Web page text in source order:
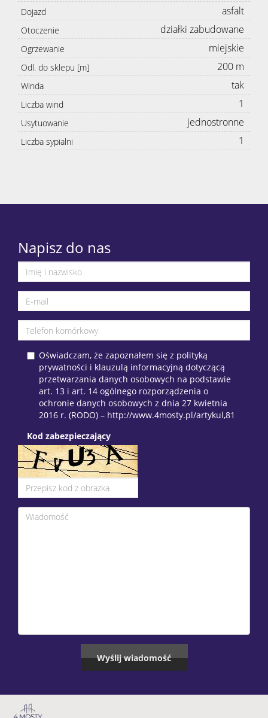
Dojazd asfalt
Otoczenie działki zabudowane
Ogrzewanie miejskie
Odl. do sklepu [m] 200 m
Winda tak
Liczba wind 1
Usytuowanie jednostronne
Liczba sypialni 1
Napisz do nas
Oświadczam, że zapoznałem się z polityką
prywatności i klauzulą informacyjną dotyczącą
przetwarzania danych osobowych na podstawie
art. 13 i art. 14 ogólnego rozporządzenia o
ochronie danych osobowych z dnia 27 kwietnia
2016 r. (RODO) – http://www.4mosty.pl/artykul,81
Kod zabezpieczający